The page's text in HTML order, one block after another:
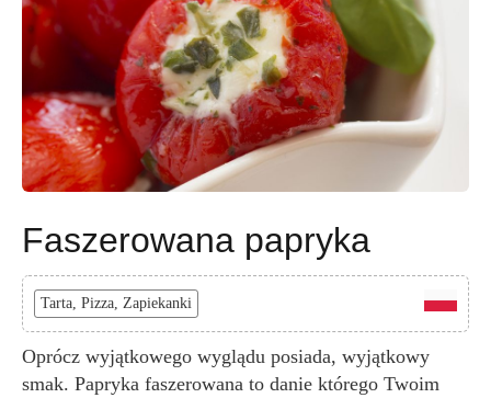
Faszerowana papryka
Tarta, Pizza, Zapiekanki
Oprócz wyjątkowego wyglądu posiada, wyjątkowy
smak. Papryka faszerowana to danie którego Twoim